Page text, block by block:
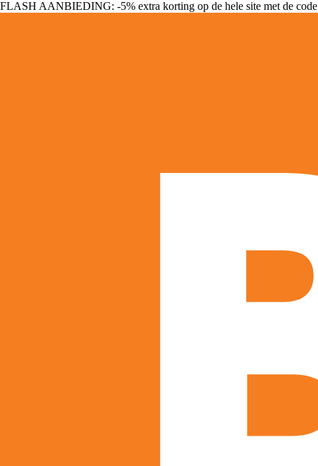
FLASH AANBIEDING: -5% extra korting op de hele site met de code